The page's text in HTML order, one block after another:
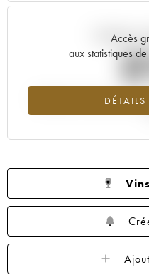
Accès
aux statistiques
Tendance
Tendance à la hausse du
Vins